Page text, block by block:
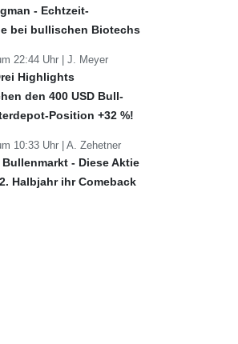
- Echtzeit-
bei bullischen Biotechs
22:44 Uhr | J. Meyer
Highlights
den 400 USD Bull-
Position +32 %!
10:33 Uhr | A. Zehetner
- Diese Aktie
Halbjahr ihr Comeback